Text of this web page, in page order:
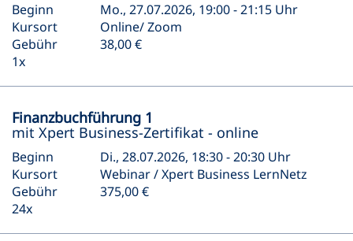
Beginn
Mo., 27.07.2026, 19:00 - 21:15 Uhr
Kursort
Online/ Zoom
Gebühr
38,00 €
1x
Finanzbuchführung 1
mit Xpert Business-Zertifikat - online
Beginn
Di., 28.07.2026, 18:30 - 20:30 Uhr
Kursort
Webinar / Xpert Business LernNetz
Gebühr
375,00 €
24x